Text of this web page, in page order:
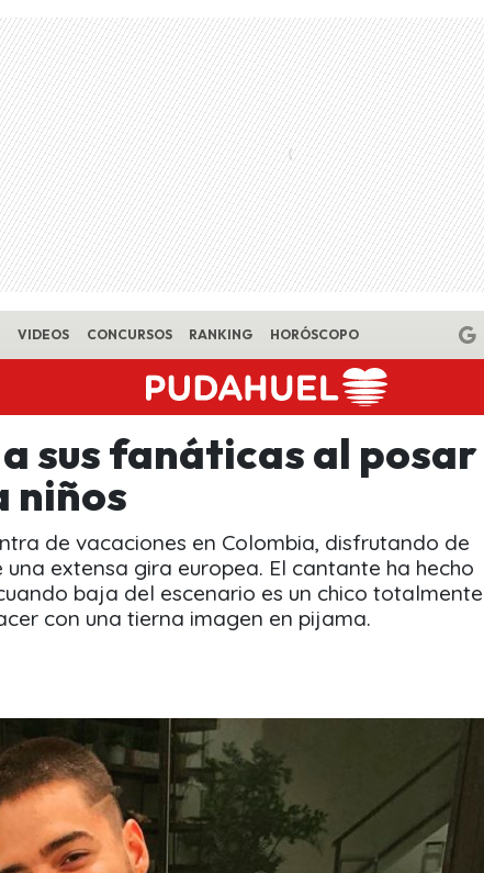
VIDEOS CONCURSOS RANKING HORÓSCOPO
sus fanáticas al posar
niños
de vacaciones en Colombia, disfrutando de
extensa gira europea. El cantante ha hecho
baja del escenario es un chico totalmente
con una tierna imagen en pijama.